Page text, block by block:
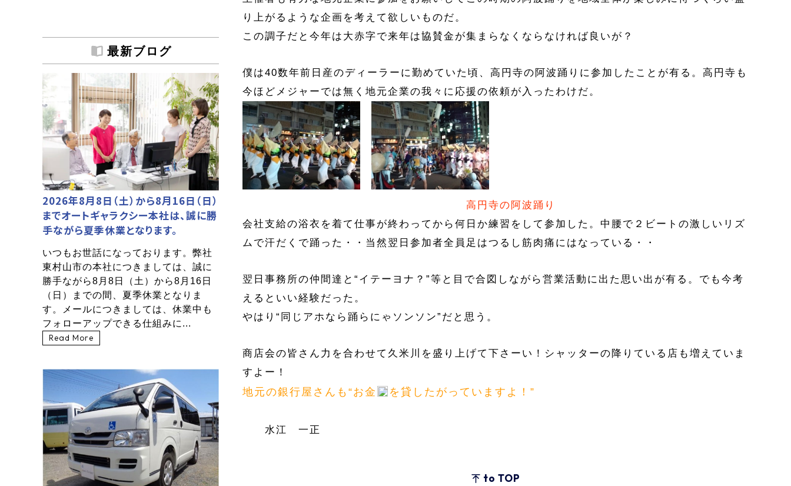
り上がるような企画を考えて欲しいものだ。
この調子だと今年は大赤字で来年は協賛金が集まらなくならなければ良いが？
僕は40数年前日産のディーラーに勤めていた頃、高円寺の阿波踊りに参加したことが有る。高円寺も
今ほどメジャーでは無く地元企業の我々に応援の依頼が入ったわけだ。
高円寺の阿波踊り
会社支給の浴衣を着て仕事が終わってから何日か練習をして参加した。中腰で２ビートの激しいリズ
ムで汗だくで踊った・・当然翌日参加者全員足はつるし筋肉痛にはなっている・・
翌日事務所の仲間達と“イテーヨナ？”等と目で合図しながら営業活動に出た思い出が有る。でも今考
えるといい経験だった。
やはり“同じアホなら踊らにゃソンソン”だと思う。
商店会の皆さん力を合わせて久米川を盛り上げて下さーい！シャッターの降りている店も増えていま
すよー！
地元の銀行屋さんも“お金 を貸したがっていますよ！”
水江 一正
to TOP
最新ブログ
2026年8月8日（土）から8月16日（日）
までオートギャラクシー本社は、誠に勝
手ながら夏季休業となります。
いつもお世話になっております。弊社
東村山市の本社につきましては、誠に
勝手ながら8月8日（土）から8月16日
（日）までの間、夏季休業となりま
す。メールにつきましては、休業中も
フォローアップできる仕組みに...
Read More